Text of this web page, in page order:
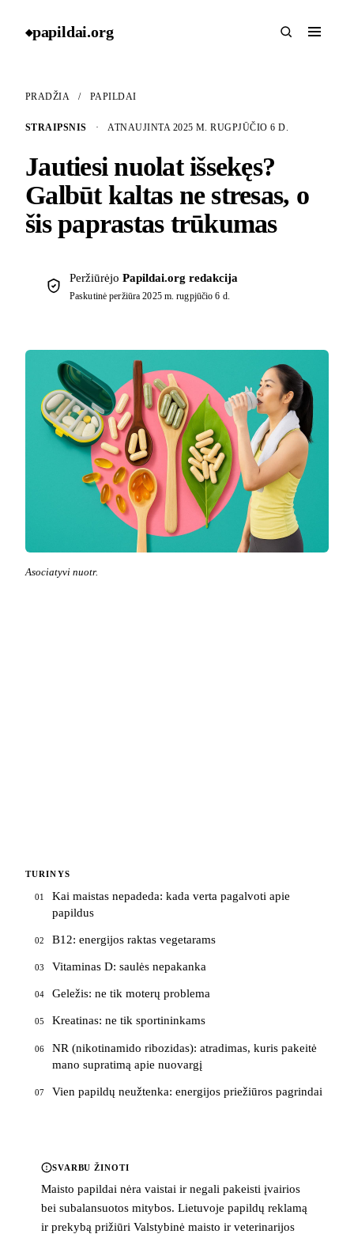
◆papildai.org
PRADŽIA / PAPILDAI
STRAIPSNIS · ATNAUJINTA 2025 M. RUGPJŪČIO 6 D.
Jautiesi nuolat išsekęs?
Galbūt kaltas ne stresas, o
šis paprastas trūkumas
Peržiūrėjo Papildai.org redakcija
Paskutinė peržiūra2025 m. rugpjūčio 6 d.
Asociatyvi nuotr.
TURINYS
01
Kai maistas nepadeda: kada verta pagalvoti apie
papildus
02 B12: energijos raktas vegetarams
03 Vitaminas D: saulės nepakanka
04 Geležis: ne tik moterų problema
05 Kreatinas: ne tik sportininkams
06
NR (nikotinamido ribozidas): atradimas, kuris pakeitė
mano supratimą apie nuovargį
07 Vien papildų neužtenka: energijos priežiūros pagrindai
SVARBU ŽINOTI
Maisto papildai nėra vaistai ir negali pakeisti įvairios
bei subalansuotos mitybos. Lietuvoje papildų reklamą
ir prekybą prižiūri Valstybinė maisto ir veterinarijos